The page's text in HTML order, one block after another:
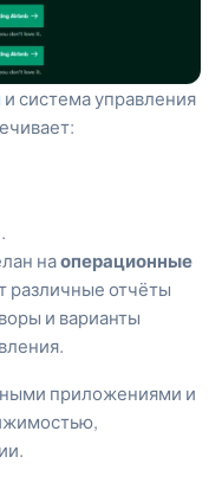
и система управления
наоперационные
различные отчёты
и варианты
приложениями и